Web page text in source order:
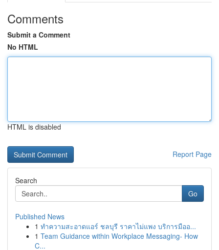
Comments
Submit a Comment
No HTML
HTML is disabled
Report Page
Search
Go
Published News
1 ทำความสะอาดแอร์ ชลบุรี ราคาไม่แพง บริการมืออ...
1 Team Guidance within Workplace Messaging- How
C...